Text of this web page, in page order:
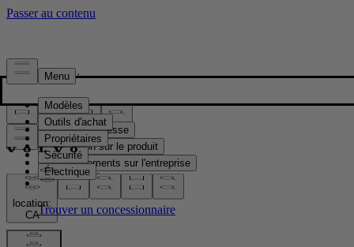
Presse & Médias
Matériel de presse
Information sur le produit
Renseignements sur l'entreprise
Contacts médias
location:
CA